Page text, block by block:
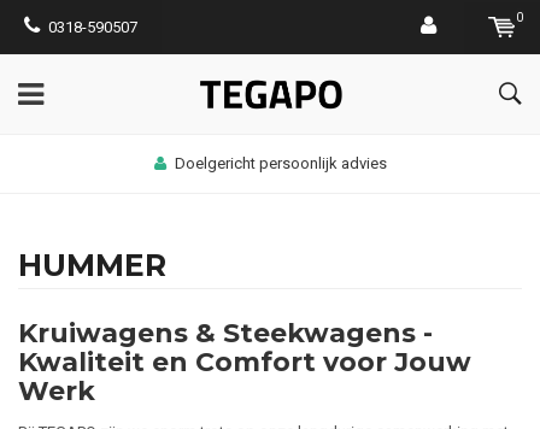
0318-590507
0
Doelgericht persoonlijk advies
HUMMER
Kruiwagens & Steekwagens -
Kwaliteit en Comfort voor Jouw
Werk